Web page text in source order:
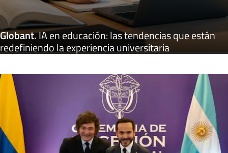
Globant.IA en educación: las tendencias que están
redefiniendo la experiencia universitaria